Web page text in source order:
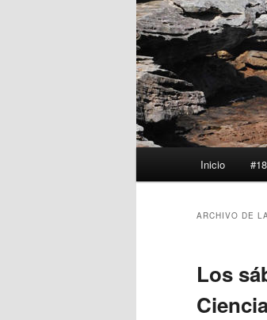
Inicio
ARCHIVO DE
Los